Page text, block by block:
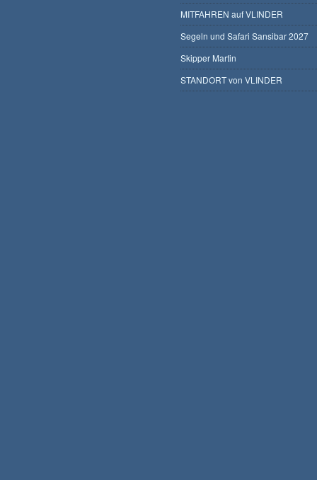
MITFAHREN auf VLINDER
Segeln und Safari Sansibar 2027
Skipper Martin
STANDORT von VLINDER